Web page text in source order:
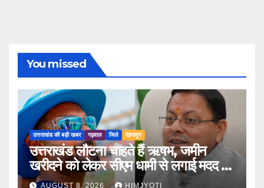
You missed
उत्तराखंड की बड़ी खबर गढ़वाल जिले देहरादून
उत्तराखंड लौटना चाहते हैं ऋषभ, जमीन
खरीदने को लेकर सीएम धामी से लगाई मदद की
गुहारAUGUST 8, 2026 HIMJYOTI